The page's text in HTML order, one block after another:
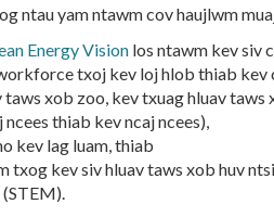
ntau yam ntawm cov haujlwm
Energy Vision los ntawm kev siv
txoj kev loj hlob thiab kev
xob zoo, kev txuag hluav
thiab kev ncaj ncees),
kev lag luam, thiab
txog kev siv hluav taws xob huv